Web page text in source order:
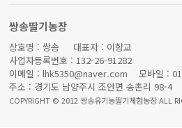
쌍송딸기농장
상호명 : 쌍송 대표자 : 이향교
사업자등록번호 : 132-26-91282
이메일 : lhk5350@naver.com 모바일 :
주소 : 경기도 남양주시 조안면 송촌리 98-4
COPYRIGHT © 2012 쌍송유기농딸기체험농장 ALL